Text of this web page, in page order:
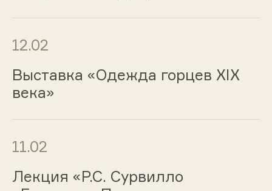
12.02
Выставка «Одежда горцев ХIХ
века»
11.02
Лекция «Р.С. Сурвилло